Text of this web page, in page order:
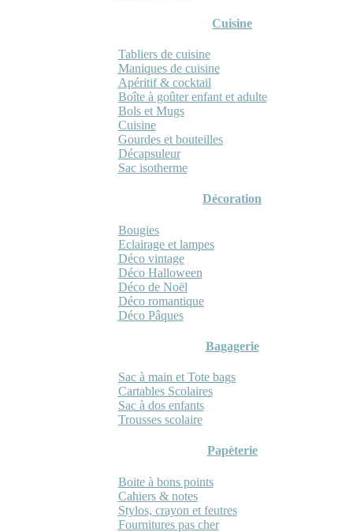
Cuisine
Tabliers de cuisine
Maniques de cuisine
Apéritif & cocktail
Boîte à goûter enfant et adulte
Bols et Mugs
Cuisine
Gourdes et bouteilles
Décapsuleur
Sac isotherme
Décoration
Bougies
Eclairage et lampes
Déco vintage
Déco Halloween
Déco de Noël
Déco romantique
Déco Pâques
Bagagerie
Sac à main et Tote bags
Cartables Scolaires
Sac à dos enfants
Trousses scolaire
Papèterie
Boite à bons points
Cahiers & notes
Stylos, crayon et feutres
Fournitures pas cher